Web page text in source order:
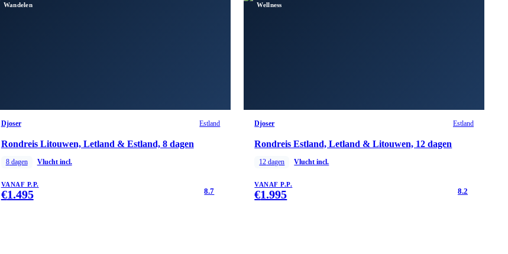
Wandelen
Djoser Estland
Rondreis Litouwen, Letland & Estland, 8 dagen
8dagen Vlucht incl.
VANAF P.P.
€1.495 8.7
Wellness
Djoser Estland
Rondreis Estland, Letland & Litouwen, 12 dagen
12 dagen Vlucht incl.
VANAF P.P.
€1.995 8.2